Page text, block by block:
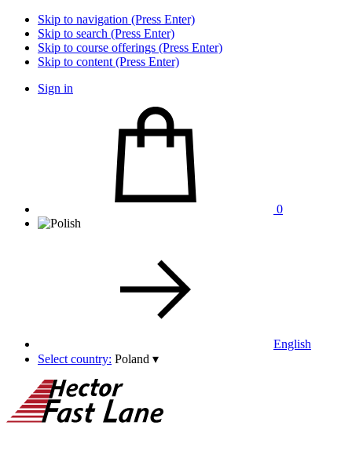
Skip to navigation (Press Enter)
Skip to search (Press Enter)
Skip to course offerings (Press Enter)
Skip to content (Press Enter)
Sign in
0
English
Select country: Poland ▾